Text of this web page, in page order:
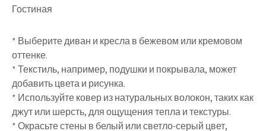
Гостиная
* Выберите диван и кресла в бежевом или кремовом
оттенке.
* Текстиль, например, подушки и покрывала, может
добавить цвета и рисунка.
* Используйте ковер из натуральных волокон, таких как
джут или шерсть, для ощущения тепла и текстуры.
* Окрасьте стены в белый или светло-серый цвет,